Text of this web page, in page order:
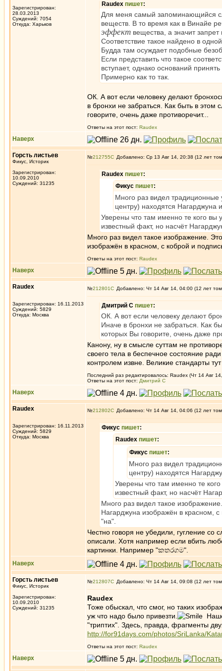
Зарегистрирован:
28.03.2013
Суждений: 7054
Откуда: Харьков
Raudex пишет:
Для меня самый запоминающийся
веществ. В то время как в Винайе
эффект вещества, а значит
Соответствие такое найдено в
Будда там осуждает подобные
Если представить что такое
вступает, однако оснований
Примерно как то так.
ОК. А вот если человеку делают
в бронхи не забраться. Как быть в этом
говорите, очень даже противоречит...
Ответы на этот пост: Raudex
Наверх
Горсть листьев
Фикус, Историк
Зарегистрирован:
10.09.2010
Суждений: 31235
№212755 Добавлено: Ср 13 Авг 14, 20:38 (12 лет
Raudex пишет:
Фикус пишет:
Много раз видел традиционные
центру) находятся
Уверены что там именно те кого вы
известный факт, но насчёт
Много раз видел такое изображение.
изображён в красном, с коброй и
Ответы на этот пост: Raudex
Наверх
Raudex
Зарегистрирован: 16.11.2013
Суждений: 5829
Откуда: Москва
№212801 Добавлено: Чт 14 Авг 14, 04:00 (12 лет
Дмитрий С пишет:
ОК. А вот если человеку делают
Иначе в бронхи не забраться. Как
которых Вы говорите, очень даже
Канону, ну в смысле суттам не
своего тела в беспечное состояние
контролем извне. Великие стандарты
Последний раз редактировалось: Raudex (Чт 14 Авг
Ответы на этот пост: Дмитрий С
Наверх
Raudex
Зарегистрирован: 16.11.2013
Суждений: 5829
Откуда: Москва
№212802 Добавлено: Чт 14 Авг 14, 04:06 (12 лет
Фикус пишет:
Raudex пишет:
Фикус пишет:
Много раз видел
центру) находятся
Уверены что там именно те
известный факт, но насчёт
Много раз видел такое
Нагарджуна изображён в красном,
"на".
Честно говоря не убедили, гугление
описали. Хотя например если вбить
картинки. Например "කතරගම".
Наверх
Горсть листьев
Фикус, Историк
Зарегистрирован:
10.09.2010
Суждений: 31235
№212807 Добавлено: Чт 14 Авг 14, 09:08 (12 лет
Raudex
Тоже обыскал, что смог, но таких
уж что надо было привезти.
"триптих". Здесь, правда, фрагменты
http://for91days.com/photos/SriLanka/
Ответы на этот пост: Raudex
Наверх